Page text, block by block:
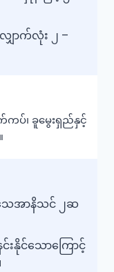
ောက်လုံး ၂ –
ကပ်၊ ခူမွေးရှည်နှင့်
ေအာနိသင် ၂ဆ
င်းနိုင်သောကြောင့်